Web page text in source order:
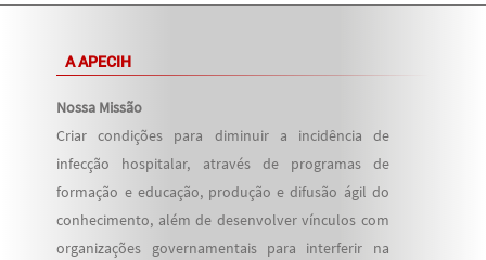
A APECIH
Nossa Missão
Criar condições para diminuir a incidência de
infecção hospitalar, através de programas de
formação e educação, produção e difusão ágil do
conhecimento, além de desenvolver vínculos com
organizações governamentais para interferir na